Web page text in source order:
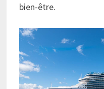
bien-être.